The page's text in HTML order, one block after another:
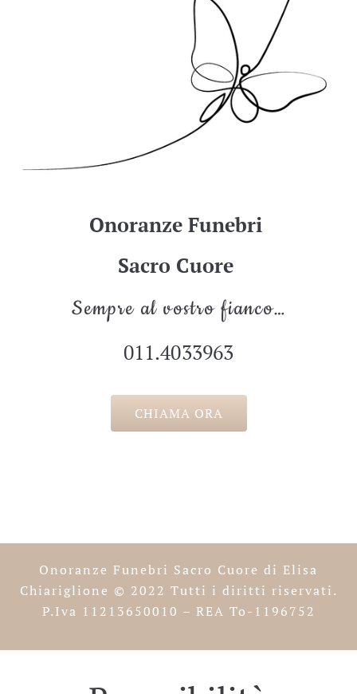
Onoranze Funebri
Sacro Cuore
Sempre al vostro fianco…
011.4033963
CHIAMA ORA
Onoranze Funebri Sacro Cuore di Elisa
Chiariglione © 2022 Tutti i diritti riservati.
P.Iva 11213650010 – REA To-1196752